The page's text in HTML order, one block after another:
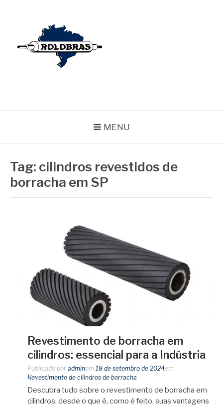
MENU
Tag: cilindros revestidos de
borracha em SP
Revestimento de borracha em
cilindros: essencial para a Indústria
Publicado por adminem 18 de setembro de 2024em
Revestimento de cilindros de borracha
Descubra tudo sobre o revestimento de borracha em
cilindros, desde o que é, como é feito, suas vantagens